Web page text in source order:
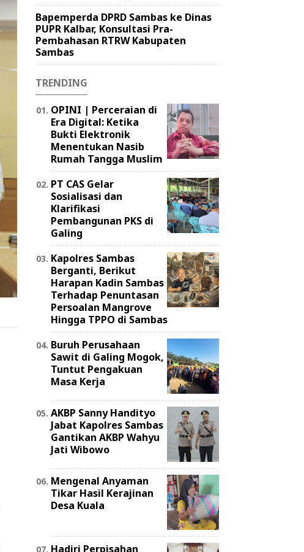
Bapemperda DPRD Sambas ke Dinas
PUPR Kalbar, Konsultasi Pra-
Pembahasan RTRW Kabupaten
Sambas
TRENDING
OPINI | Perceraian di
Era Digital: Ketika
Bukti Elektronik
Menentukan Nasib
Rumah Tangga Muslim
PT CAS Gelar
Sosialisasi dan
Klarifikasi
Pembangunan PKS di
Galing
Kapolres Sambas
Berganti, Berikut
Harapan Kadin Sambas
Terhadap Penuntasan
Persoalan Mangrove
Hingga TPPO di Sambas
Buruh Perusahaan
Sawit di Galing Mogok,
Tuntut Pengakuan
Masa Kerja
AKBP Sanny Handityo
Jabat Kapolres Sambas
Gantikan AKBP Wahyu
Jati Wibowo
Mengenal Anyaman
Tikar Hasil Kerajinan
Desa Kuala
Hadiri Perpisahan